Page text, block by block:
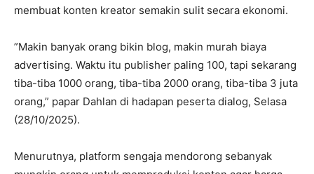
membuat konten kreator semakin sulit secara ekonomi.
‎”Makin banyak orang bikin blog, makin murah biaya
advertising. Waktu itu publisher paling 100, tapi sekarang
tiba-tiba 1000 orang, tiba-tiba 2000 orang, tiba-tiba 3 juta
orang,” papar Dahlan di hadapan peserta dialog, Selasa
(28/10/2025).
‎Menurutnya, platform sengaja mendorong sebanyak